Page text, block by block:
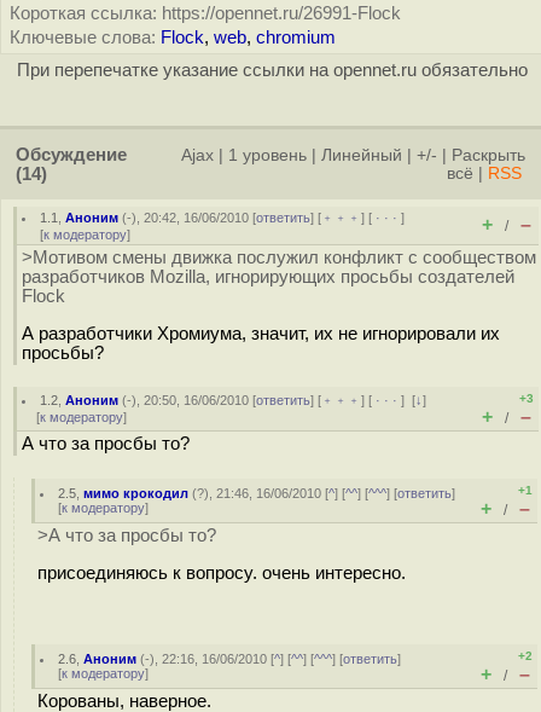
Короткая ссылка: https://opennet.ru/26991-Flock
Ключевые слова: Flock, web, chromium
При перепечатке указание ссылки на opennet.ru обязательно
Обсуждение
(14)
Ajax 1 уровень Линейный +/-
Раскрыть
всё
RSS
1.1 ,Аноним (-), 20:42, 16/06/2010 [ответить] [ ﹢﹢﹢] [ · · ·]
[к модератору] + / –
>Мотивом смены движка послужил конфликт с сообществом
разработчиков Mozilla, игнорирующих просьбы создателей
Flock
А разработчики Хромиума, значит, их не игнорировали их
просьбы?
1.2 ,Аноним (-), 20:50, 16/06/2010 [ответить] [ ﹢﹢﹢] [ · · ·][↓]
[к модератору]
+3
+ / –
А что за просбы то?
2.5 ,мимо крокодил (?), 21:46, 16/06/2010 [^] [^^] [^^^] [ответить]
[к модератору]
+1
+ / –
>А что за просбы то?
присоединяюсь к вопросу. очень интересно.
2.6 ,Аноним (-), 22:16, 16/06/2010 [^] [^^] [^^^] [ответить]
[к модератору]
+2
+ / –
Корованы, наверное.